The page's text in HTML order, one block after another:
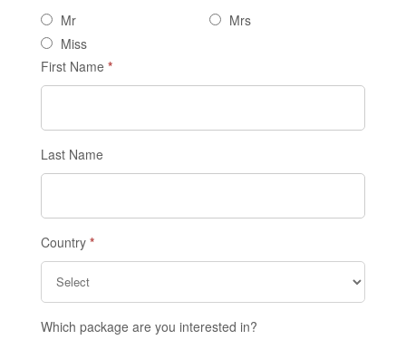
du
är
mänsklig,
lämna
här
fältet
tomt.
Mr
Mrs
Miss
First Name *
Last Name
Country *
Which package are you interested in?